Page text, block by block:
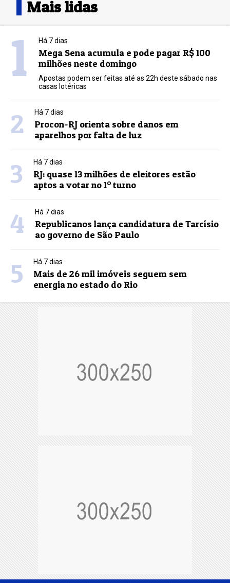
Mais lidas
1 Há 7 dias
Mega Sena acumula e pode pagar R$ 100
milhões neste domingo
Apostas podem ser feitas até as 22h deste sábado nas
casas lotéricas
2 Há 7 dias
Procon-RJ orienta sobre danos em
aparelhos por falta de luz
3 Há 7 dias
RJ: quase 13 milhões de eleitores estão
aptos a votar no 1º turno
4 Há 7 dias
Republicanos lança candidatura de Tarcísio
ao governo de São Paulo
5 Há 7 dias
Mais de 26 mil imóveis seguem sem
energia no estado do Rio